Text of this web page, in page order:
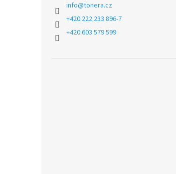
info@tonera.cz
+420 222 233 896-7
+420 603 579 599